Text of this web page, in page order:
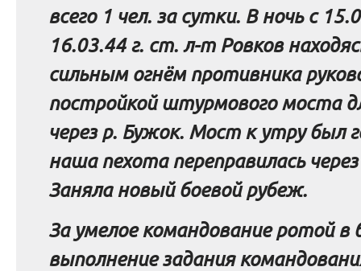
всего 1 чел. за сутки. В ночь с
16.03.44 г. ст. л-т Ровков
сильным огнём противника
постройкой штурмового моста
через р. Бужок. Мост к утрубыл
наша пехота переправиласьчерез
Заняла новый боевой рубеж.
За умелое командование ротой в
выполнение задания